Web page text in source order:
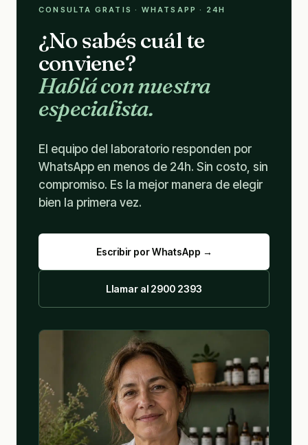
CONSULTA GRATIS · WHATSAPP · 24H
¿No sabés cuál te
conviene?
Hablá con nuestra
especialista.
El equipo del laboratorio responden por
WhatsApp en menos de 24h. Sin costo, sin
compromiso. Es la mejor manera de elegir
bien la primera vez.
Escribir por WhatsApp →
Llamar al 2900 2393